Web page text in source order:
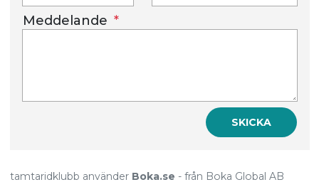
Meddelande
SKICKA
tamtaridklubb använder Boka.se - från Boka Global AB